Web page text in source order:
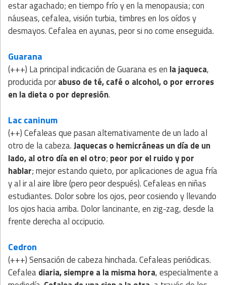
estar agachado; en tiempo frío y en la menopausia; con
náuseas, cefalea, visión turbia, timbres en los oídos y
desmayos. Cefalea en ayunas, peor si no come enseguida.
Guarana
(+++) La principal indicación de Guarana es en la jaqueca,
producida porabuso de té, café o alcohol, o por errores
en la dieta o por depresión.
Lac caninum
(++) Cefaleas que pasan alternativamente de un lado al
otro de la cabeza.Jaquecas o hemicráneas un día de un
lado, al otro día en el otro; peor por el ruido y por
hablar; mejor estando quieto, por aplicaciones de agua fría
y al ir al aire libre (pero peor después). Cefaleas en niñas
estudiantes. Dolor sobre los ojos, peor cosiendo y llevando
los ojos hacia arriba. Dolor lancinante, en zig-zag, desde la
frente derecha al occipucio.
Cedron
(+++) Sensación de cabeza hinchada. Cefaleas periódicas.
Cefaleadiaria, siempre a la misma hora, especialmente a